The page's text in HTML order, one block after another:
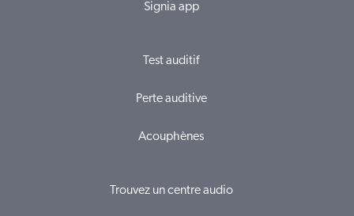
Signia app
Test auditif
Perte auditive
Acouphènes
Trouvez un centre audio